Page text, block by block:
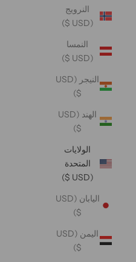
النرويج
(USD $)
النمسا
(USD $)
النيجر (USD
$)
الهند (USD
$)
الولايات
المتحدة
(USD $)
اليابان (USD
$)
اليمن (USD
$)